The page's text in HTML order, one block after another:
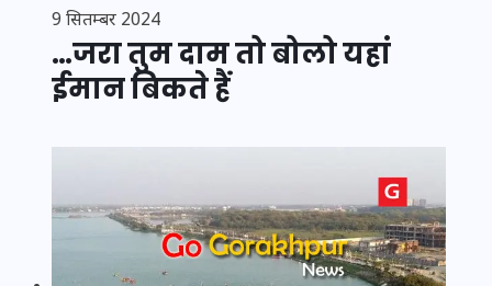
9 सितम्बर 2024
…जरा तुम दाम तो बोलो यहां
ईमान बिकते हैं